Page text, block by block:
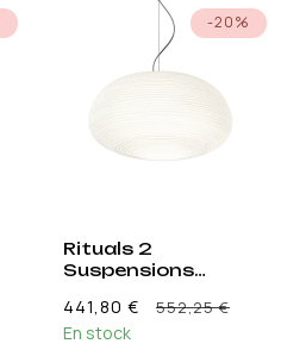
promotionnel
-20%
Rituals 2
Suspensions
441,80 € 552,25 €
En stock